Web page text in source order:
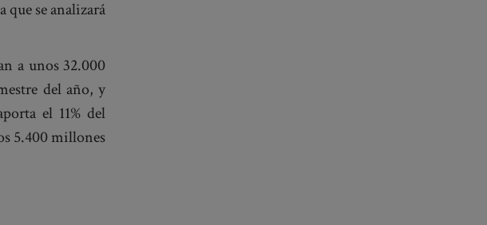
que se analizará
a unos 32.000
del año, y
el 11% del
5.400 millones